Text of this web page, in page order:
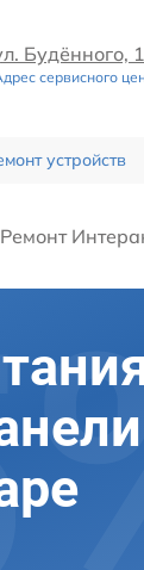
Будённого,
сервисного
устройств
Ремонт